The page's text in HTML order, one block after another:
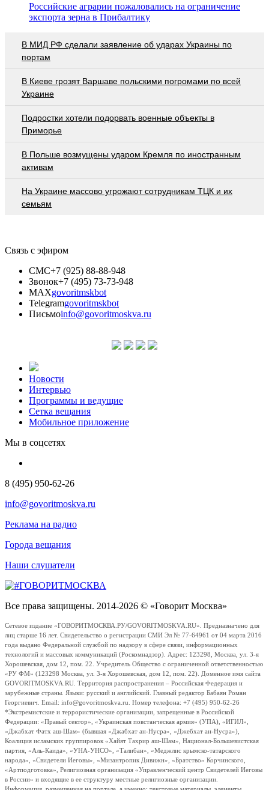
Российские аграрии пожаловались на ограничение
экспорта зерна в Прибалтику
В МИД РФ сделали заявление об ударах Украины по
портам
В Киеве грозят Варшаве польскими погромами по всей
Украине
Подростки хотели подорвать военные объекты в
Приморье
В Польше возмущены ударом Кремля по иностранным
активам
На Украине массово угрожают сотрудникам ТЦК и их
семьям
Связь с эфиром
СМС+7 (925) 88-88-948
Звонок+7 (495) 73-73-948
MAXgovoritmskbot
Telegramgovoritmskbot
Письмоinfo@govoritmoskva.ru
Новости
Интервью
Программы и ведущие
Сетка вещания
Мобильное приложение
Мы в соцсетях
8 (495) 950-62-26
info@govoritmoskva.ru
Реклама на радио
Города вещания
Наши слушатели
Все права защищены. 2014-2026 © «Говорит Москва»
Сетевое издание «ГОВОРИТМОСКВА.РУ/GOVORITMOSKVA.RU». Предназначено для
лиц старше 16 лет. Свидетельство о регистрации СМИ Эл № 77-64961 от 04 марта 2016
года выдано Федеральной службой по надзору в сфере связи, информационных
технологий и массовых коммуникаций (Роскомнадзор). Адрес: 123298, Москва, ул. 3-я
Хорошевская, дом 12, пом. 22. Учредитель Общество с ограниченной ответственностью
«РУ ФМ» (123298 Москва, ул. 3-я Хорошевская, дом 12, пом. 22). Доменное имя сайта
GOVORITMOSKVA.RU. Территория распространения – Российская Федерация и
зарубежные страны. Языки: русский и английский. Главный редактор Бабаян Роман
Георгиевич. Email: info@govoritmoskva.ru. Номер телефона: +7 (495) 950-62-26
*Экстремистские и террористические организации, запрещенные в Российской
Федерации: «Правый сектор», «Украинская повстанческая армия» (УПА), «ИГИЛ»,
«Джабхат Фатх аш-Шам» (бывшая «Джабхат ан-Нусра», «Джебхат ан-Нусра»),
Коалиция исламских группировок «Хайят Тахрир аш-Шам», Национал-Большевистская
партия, «Аль-Каида», «УНА-УНСО», «Талибан», «Меджлис крымско-татарского
народа», «Свидетели Иеговы», «Мизантропик Дивижн», «Братство» Корчинского,
«Артподготовка», Религиозная организация «Управленческий центр Свидетелей Иеговы
в России» и входящие в ее структуру местные религиозные организации.